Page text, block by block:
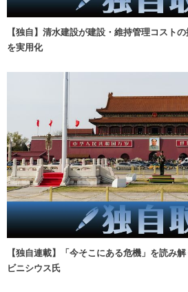
【独自】清水建設が建設・維持管理コスト
を実用化
【独自連載】「今そこにある危機」を読み
ビニシウス氏